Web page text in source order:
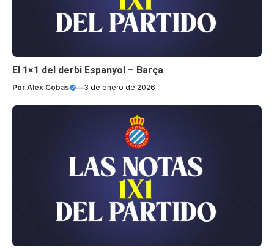
El 1×1 del derbi Espanyol – Barça
Por Àlex Cobas —3 de enero de 2026